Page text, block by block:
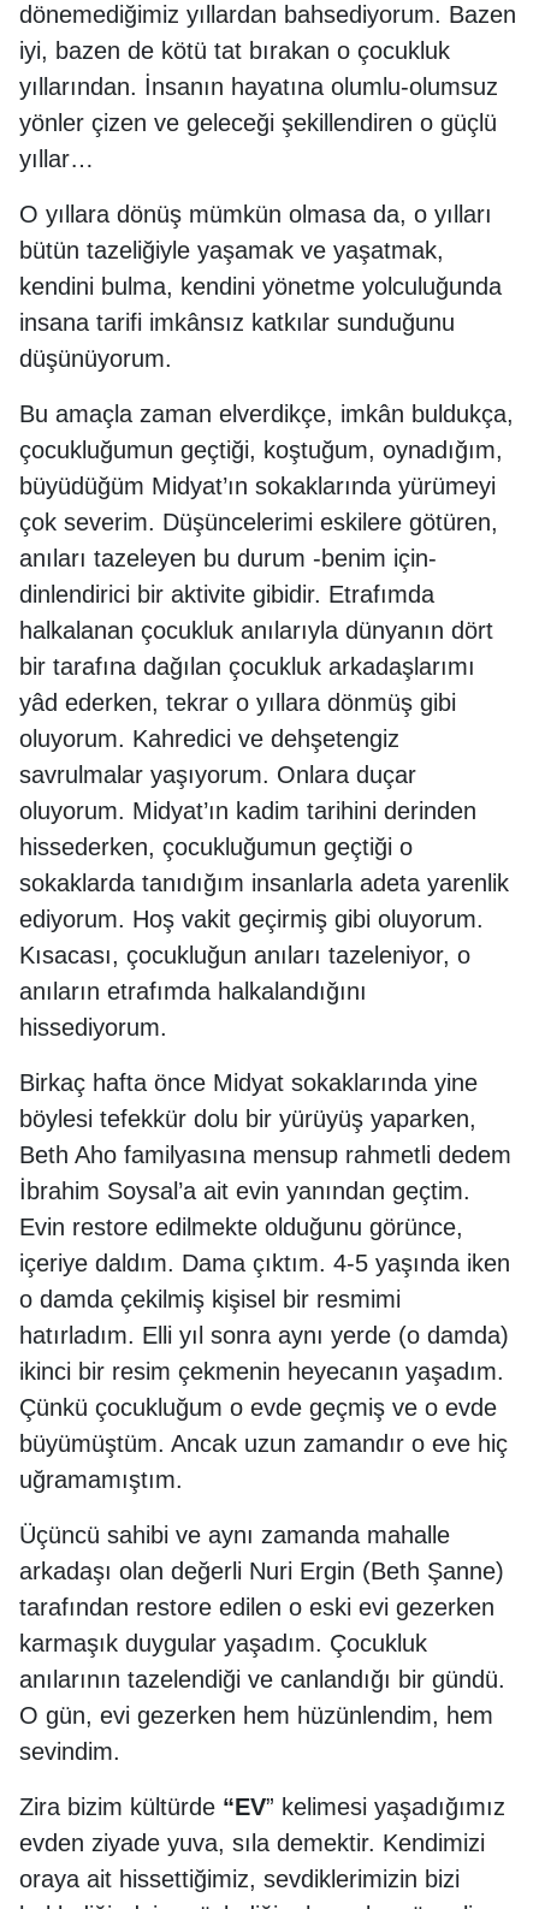
dönemediğimiz yıllardan bahsediyorum. Bazen
iyi, bazen de kötü tat bırakan o çocukluk
yıllarından. İnsanın hayatına olumlu-olumsuz
yönler çizen ve geleceği şekillendiren o güçlü
yıllar…
O yıllara dönüş mümkün olmasa da, o yılları
bütün tazeliğiyle yaşamak ve yaşatmak,
kendini bulma, kendini yönetme yolculuğunda
insana tarifi imkânsız katkılar sunduğunu
düşünüyorum.
Bu amaçla zaman elverdikçe, imkân buldukça,
çocukluğumun geçtiği, koştuğum, oynadığım,
büyüdüğüm Midyat’ın sokaklarında yürümeyi
çok severim. Düşüncelerimi eskilere götüren,
anıları tazeleyen bu durum -benim için-
dinlendirici bir aktivite gibidir. Etrafımda
halkalanan çocukluk anılarıyla dünyanın dört
bir tarafına dağılan çocukluk arkadaşlarımı
yâd ederken, tekrar o yıllara dönmüş gibi
oluyorum. Kahredici ve dehşetengiz
savrulmalar yaşıyorum. Onlara duçar
oluyorum. Midyat’ın kadim tarihini derinden
hissederken, çocukluğumun geçtiği o
sokaklarda tanıdığım insanlarla adeta yarenlik
ediyorum. Hoş vakit geçirmiş gibi oluyorum.
Kısacası, çocukluğun anıları tazeleniyor, o
anıların etrafımda halkalandığını
hissediyorum.
Birkaç hafta önce Midyat sokaklarında yine
böylesi tefekkür dolu bir yürüyüş yaparken,
Beth Aho familyasına mensup rahmetli dedem
İbrahim Soysal’a ait evin yanından geçtim.
Evin restore edilmekte olduğunu görünce,
içeriye daldım. Dama çıktım. 4-5 yaşında iken
o damda çekilmiş kişisel bir resmimi
hatırladım. Elli yıl sonra aynı yerde (o damda)
ikinci bir resim çekmenin heyecanın yaşadım.
Çünkü çocukluğum o evde geçmiş ve o evde
büyümüştüm. Ancak uzun zamandır o eve hiç
uğramamıştım.
Üçüncü sahibi ve aynı zamanda mahalle
arkadaşı olan değerli Nuri Ergin (Beth Şanne)
tarafından restore edilen o eski evi gezerken
karmaşık duygular yaşadım. Çocukluk
anılarının tazelendiği ve canlandığı bir gündü.
O gün, evi gezerken hem hüzünlendim, hem
sevindim.
Zira bizim kültürde “EV” kelimesi yaşadığımız
evden ziyade yuva, sıla demektir. Kendimizi
oraya ait hissettiğimiz, sevdiklerimizin bizi